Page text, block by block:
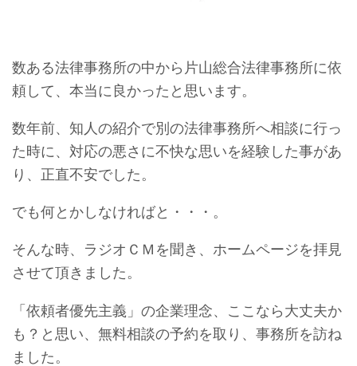
数ある法律事務所の中から片山総合法律事務所に依
頼して、本当に良かったと思います。
数年前、知人の紹介で別の法律事務所へ相談に行っ
た時に、対応の悪さに不快な思いを経験した事があ
り、正直不安でした。
でも何とかしなければと・・・。
そんな時、ラジオＣＭを聞き、ホームページを拝見
させて頂きました。
「依頼者優先主義」の企業理念、ここなら大丈夫か
も？と思い、無料相談の予約を取り、事務所を訪ね
ました。